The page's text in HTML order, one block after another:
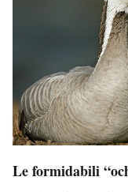
Le formidabili